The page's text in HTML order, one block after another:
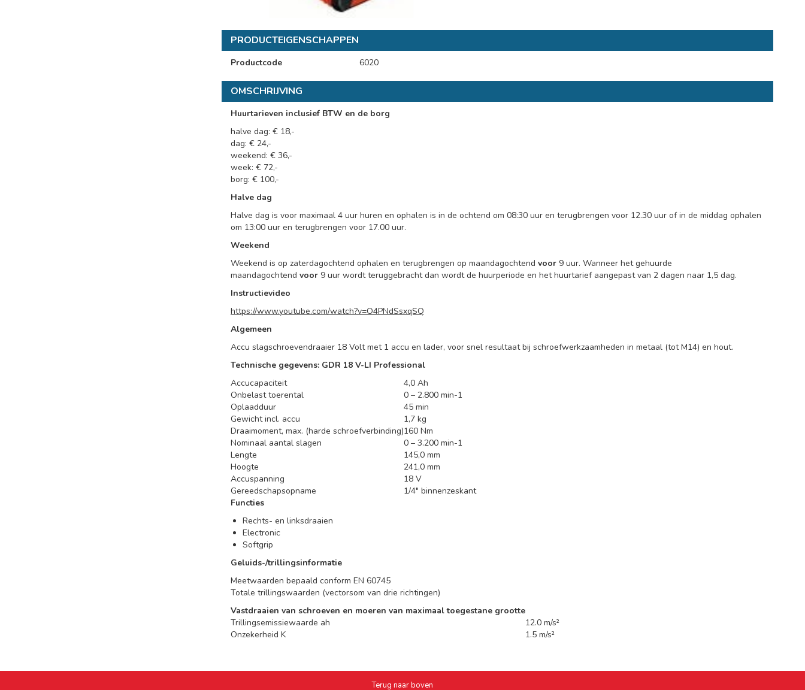
PRODUCTEIGENSCHAPPEN
Productcode 6020
OMSCHRIJVING
Huurtarieven inclusief BTW en de borg
halve dag: € 18,-
dag: € 24,-
weekend: € 36,-
week: € 72,-
borg: € 100,-
Halve dag
Halve dag is voor maximaal 4 uur huren en ophalen is in de ochtend om 08:30 uur en terugbrengen voor 12.30 uur of in de middag ophalen
om 13:00 uur en terugbrengen voor 17.00 uur.
Weekend
Weekend is op zaterdagochtend ophalen en terugbrengen op maandagochtend voor 9 uur. Wanneer het gehuurde
maandagochtend voor 9 uur wordt teruggebracht dan wordt de huurperiode en het huurtarief aangepast van 2 dagen naar 1,5 dag.
Instructievideo
https://www.youtube.com/watch?v=O4PNdSsxqSQ
Algemeen
Accu slagschroevendraaier 18 Volt met 1 accu en lader, voor snel resultaat bij schroefwerkzaamheden in metaal (tot M14) en hout.
Technische gegevens: GDR 18 V-LI Professional
Accucapaciteit
4,0 Ah
Onbelast toerental
0 – 2.800 min-1
Oplaadduur
45 min
Gewicht incl. accu
1,7 kg
Draaimoment, max. (harde schroefverbinding)160 Nm
Nominaal aantal slagen
0 – 3.200 min-1
Lengte
145,0 mm
Hoogte
241,0 mm
Accuspanning
18 V
Gereedschapsopname
1/4" binnenzeskant
Functies
Rechts- en linksdraaien
Electronic
Softgrip
Geluids-/trillingsinformatie
Meetwaarden bepaald conform EN 60745
Totale trillingswaarden (vectorsom van drie richtingen)
Vastdraaien van schroeven en moeren van maximaal toegestane grootte
Trillingsemissiewaarde ah
12.0 m/s²
Onzekerheid K
1.5 m/s²
Terug naar boven